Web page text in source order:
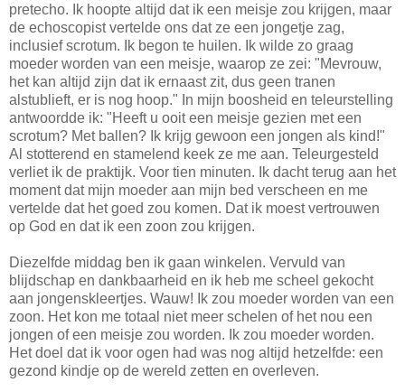
pretecho. Ik hoopte altijd dat ik een meisje zou krijgen, maar
de echoscopist vertelde ons dat ze een jongetje zag,
inclusief scrotum. Ik begon te huilen. Ik wilde zo graag
moeder worden van een meisje, waarop ze zei: "Mevrouw,
het kan altijd zijn dat ik ernaast zit, dus geen tranen
alstublieft, er is nog hoop." In mijn boosheid en teleurstelling
antwoordde ik: "Heeft u ooit een meisje gezien met een
scrotum? Met ballen? Ik krijg gewoon een jongen als kind!"
Al stotterend en stamelend keek ze me aan. Teleurgesteld
verliet ik de praktijk. Voor tien minuten. Ik dacht terug aan het
moment dat mijn moeder aan mijn bed verscheen en me
vertelde dat het goed zou komen. Dat ik moest vertrouwen
op God en dat ik een zoon zou krijgen.
Diezelfde middag ben ik gaan winkelen. Vervuld van
blijdschap en dankbaarheid en ik heb me scheel gekocht
aan jongenskleertjes. Wauw! Ik zou moeder worden van een
zoon. Het kon me totaal niet meer schelen of het nou een
jongen of een meisje zou worden. Ik zou moeder worden.
Het doel dat ik voor ogen had was nog altijd hetzelfde: een
gezond kindje op de wereld zetten en overleven.